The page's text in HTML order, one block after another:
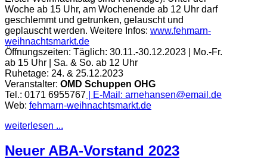
Woche ab 15 Uhr, am Wochenende ab 12 Uhr darf
geschlemmt und getrunken, gelauscht und
geplauscht werden. Weitere Infos: www.fehmarn-
weihnachtsmarkt.de
Öffnungszeiten: Täglich: 30.11.-30.12.2023 | Mo.-Fr.
ab 15 Uhr | Sa. & So. ab 12 Uhr
Ruhetage: 24. & 25.12.2023
Veranstalter: OMD Schuppen OHG
Tel.: 0171 6955767 | E-Mail: arnehansen@email.de
Web: fehmarn-weihnachtsmarkt.de
weiterlesen ...
Neuer ABA-Vorstand 2023